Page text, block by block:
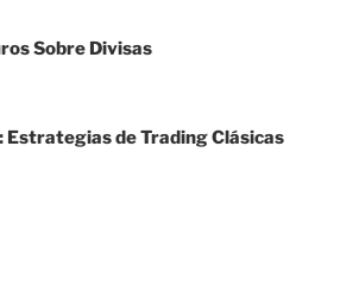
Sobre Divisas
de Trading Clásicas